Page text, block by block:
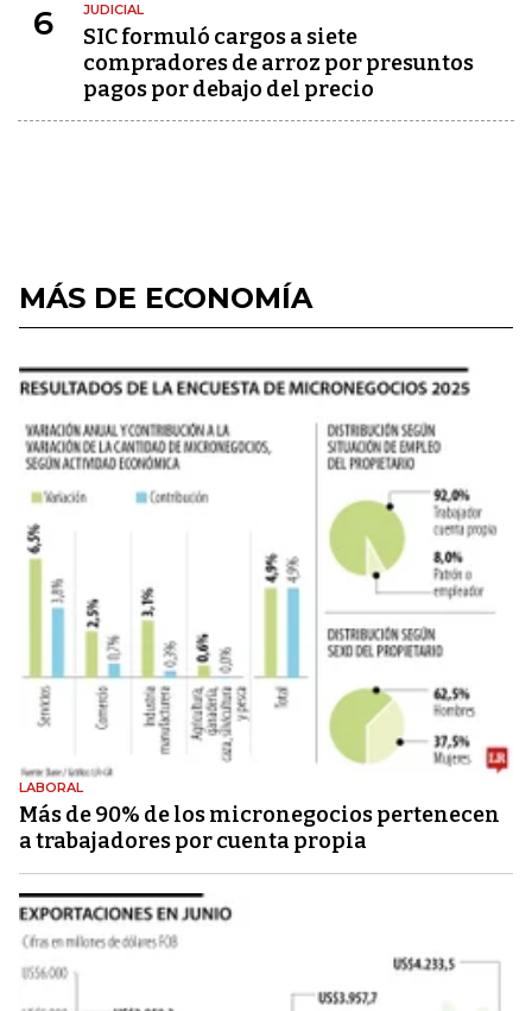
6 JUDICIAL
SIC formuló cargos a siete
compradores de arroz por presuntos
pagos por debajo del precio
MÁS DE ECONOMÍA
LABORAL
Más de 90% de los micronegocios pertenecen
a trabajadores por cuenta propia